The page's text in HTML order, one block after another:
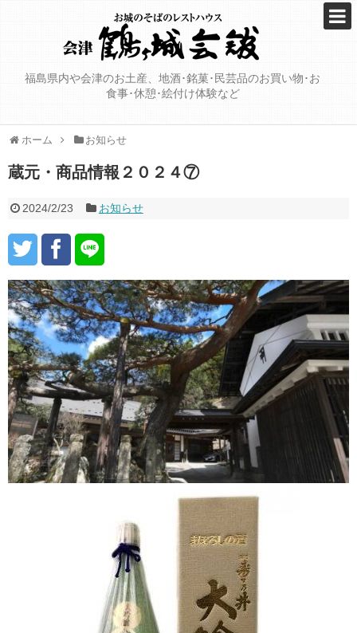
福島県内や会津のお土産、地酒･銘菓･民芸品のお買い物･お
食事･休憩･絵付け体験など
ホーム お知らせ
蔵元・商品情報２０２４⑦
2024/2/23 お知らせ